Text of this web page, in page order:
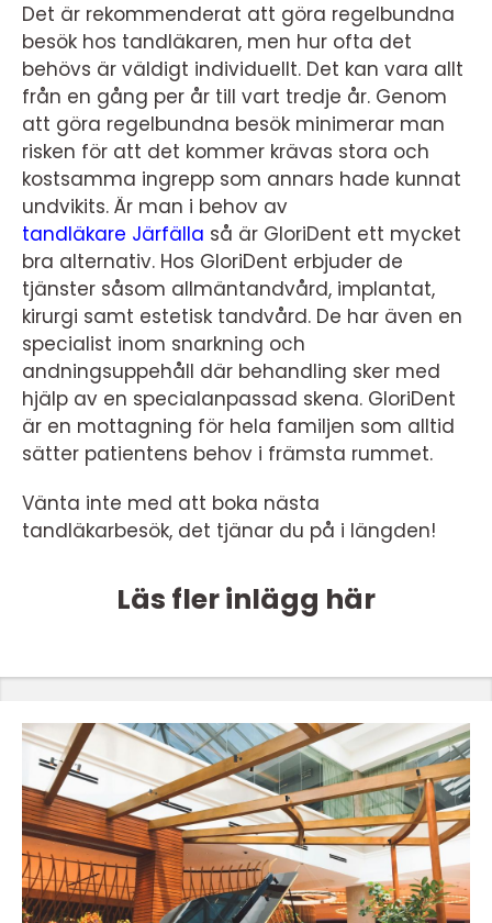
Det är rekommenderat att göra regelbundna
besök hos tandläkaren, men hur ofta det
behövs är väldigt individuellt. Det kan vara allt
från en gång per år till vart tredje år. Genom
att göra regelbundna besök minimerar man
risken för att det kommer krävas stora och
kostsamma ingrepp som annars hade kunnat
undvikits. Är man i behov av
tandläkare Järfälla så är GloriDent ett mycket
bra alternativ. Hos GloriDent erbjuder de
tjänster såsom allmäntandvård, implantat,
kirurgi samt estetisk tandvård. De har även en
specialist inom snarkning och
andningsuppehåll där behandling sker med
hjälp av en specialanpassad skena. GloriDent
är en mottagning för hela familjen som alltid
sätter patientens behov i främsta rummet.
Vänta inte med att boka nästa
tandläkarbesök, det tjänar du på i längden!
Läs fler inlägg här